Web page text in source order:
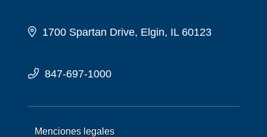
1700 Spartan Drive, Elgin, IL 60123
847-697-1000
Menciones legales